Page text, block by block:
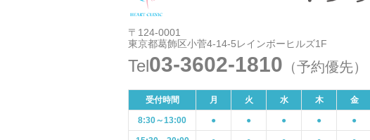
〒124-0001
東京都葛飾区小菅4-14-5レインボーヒルズ1F
Tel03-3602-1810 （予約優先）
受付時間 月 火 水 木 金
8:30～13:00 ● ● ● ● ●